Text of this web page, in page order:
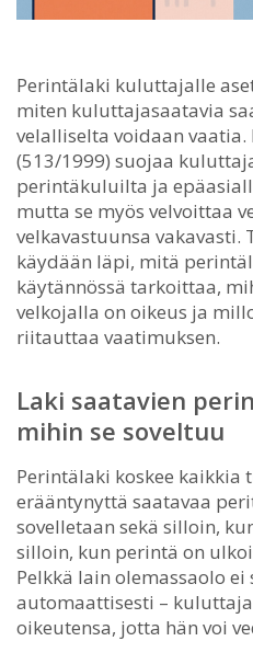
Perintälaki kuluttajalle
miten kuluttajasaatavia
velalliselta voidaan vaatia.
(513/1999) suojaa
perintäkuluilta ja
mutta se myös velvoittaa
velkavastuunsa vakavasti.
käydään läpi, mitä
käytännössä tarkoittaa,
velkojalla on oikeus ja
riitauttaa vaatimuksen.
Laki saatavien
mihin se soveltuu
Perintälaki koskee kaikkia
erääntynyttä saatavaa
sovelletaan sekä silloin,
silloin, kun perintä on
Pelkkä lain olemassaolo ei
automaattisesti –
oikeutensa, jotta hän voi